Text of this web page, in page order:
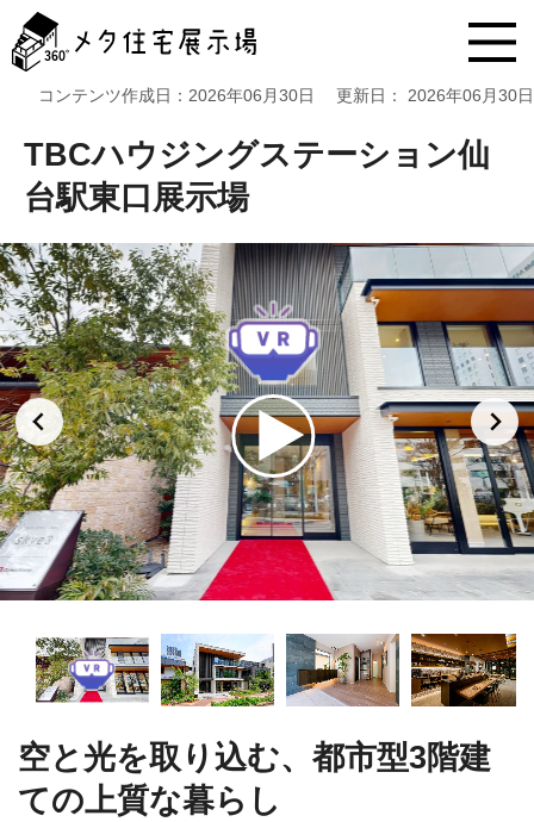
タ
住
ン
ツ
へ
ス
キ
ッ
プ
コンテンツ作成日： 2026年06月30日 更新日： 2026年06月30日
TBCハウジングステーション仙
台駅東口展示場
空と光を取り込む、都市型3階建
ての上質な暮らし